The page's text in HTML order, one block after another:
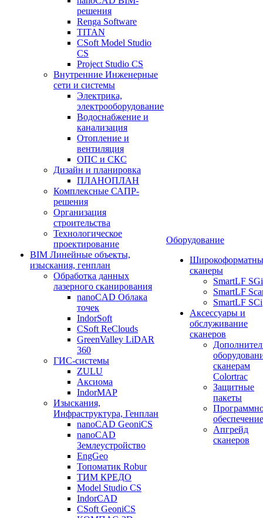
решения
Renga Software
TITAN
CSoft Model Studio
CS
Project Studio CS
Внутренние Инженерные
сети и системы
Электрика,
электрооборудование
Водоснабжение и
канализация
Отопление и
вентиляция
ОПС и СКС
Дизайн и планировка
ПЛАНОПЛАН
Комплексные САПР-
решения
Организация
строительства
Технологическое
проектирование
BIM Линейные объекты,
изыскания, генплан
Обработка данных
лазерного сканирования
nanoCAD Облака
точек
IndorSoft
CSoft ReClouds
GreenValley LiDAR
360
ГИС-системы
ZULU
Аксиома
IndorMAP
Изыскания,
Инфраструктура, Генплан
nanoCAD GeoniCS
nanoCAD
Землеустройство
EngGeo
Топоматик Robur
ТИМ КРЕДО
Model Studio CS
IndorCAD
CSoft GeoniCS
Оборудование
сканеры
SmartLF SGi
SmartLF
SmartLF SCi
Аксессуары и
обслуживание
сканеров
сканерам
Colortrac
Защитные
пакеты
обеспечение
Апгрейд
сканеров